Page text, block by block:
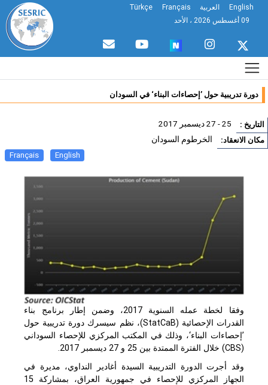
English العربية Français
Türkçe
دورة تدريبية حول ’إحصاءات البناء‘ في السودان
: 25 - 27 ديسمبر 2017
الانعقاد: الخرطوم السودان
English
Français
وفقا لخطة عمله السنوية 2017، وضمن إطار برنامج بناء
القدرات الإحصائية (StatCaB)، نظم سيسرك دورة تدريبية حول
’إحصاءات البناء‘، وذلك في المكتب المركزي للإحصاء السوداني
CBS) خلال الفترة الممتدة بين 25 و 27 ديسمبر 2017.
وقد أجرت الدورة التدريبية السيدة أغادير النداوي، مديرة في
الجهاز المركزي للإحصاء في جمهورية العراق، بمشاركة 15